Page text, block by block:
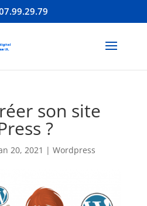
son site
?
20, 2021 | Wordpress